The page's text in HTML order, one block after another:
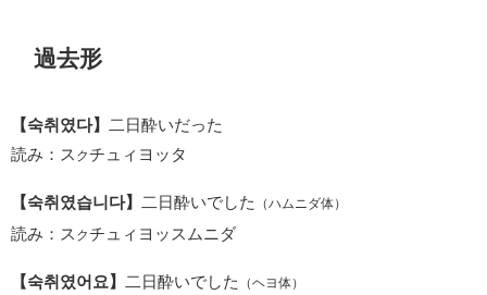
過去形
【숙취였다】
二日酔いだった
読み：ス クチュィヨッタ
【숙취였습니다】 二日酔いでした （ハムニダ体）
読み：ス クチュィヨッスムニダ
【숙취였어요】 二日酔いでした （ヘヨ体）